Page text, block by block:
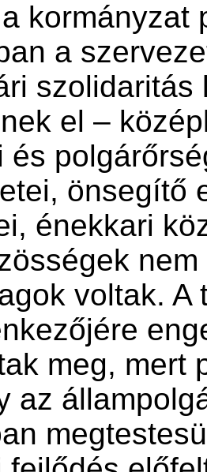
kormányzat
a
szolidaritás
el –
és
önsegítő
énekkari
voltak.
meg, mert
az